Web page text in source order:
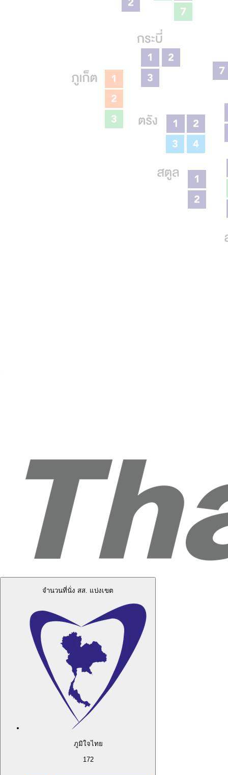
จำนวนที่นั่ง สส. แบ่งเขต
ภูมิใจไทย
172